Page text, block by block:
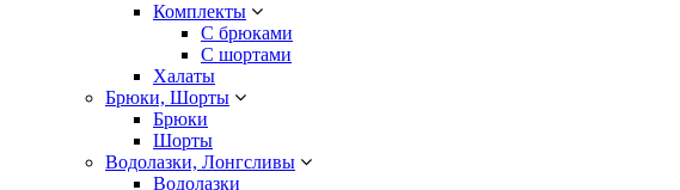
Комплекты
С брюками
С шортами
Халаты
Брюки, Шорты
Брюки
Шорты
Водолазки, Лонгсливы
Водолазки